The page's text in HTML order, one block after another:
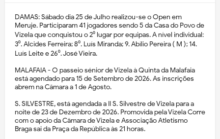
DAMAS: Sábado dia 25 de Julho realizou-se o Open em
Meruje. Participaram 41 jogadores sendo 5 da Casa do Povo de
Vizela que conquistou o 2⁰ lugar por equipas. A nível individual:
3⁰. Alcides Ferreira; 8⁰. Luís Miranda; 9. Abílio Pereira ( M ); 14.
Luís Leite e 26⁰. José Vieira.
MALAFAIA - O passeio sénior de Vizela à Quinta da Malafaia
está agendado para 15 de Setembro de 2026. As inscrições
abrem na Câmara a 1 de Agosto.
S. SILVESTRE, está agendada a II S. Silvestre de Vizela para a
noite de 23 de Dezembro de 2026. Promovida pela Vizela Corre
com o apoio da Câmara de Vizela e Associação Atletismo
Braga sai da Praça da República às 21 horas.